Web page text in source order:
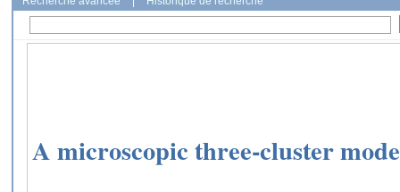
A microscopic three-cluster